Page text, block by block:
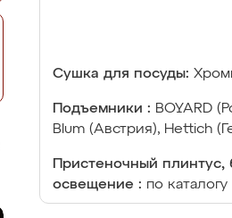
Сушка для посуды:
Подъемники : BOYARD
Blum (Австрия), Hettich
Пристеночный плинтус,
освещение : по каталогу